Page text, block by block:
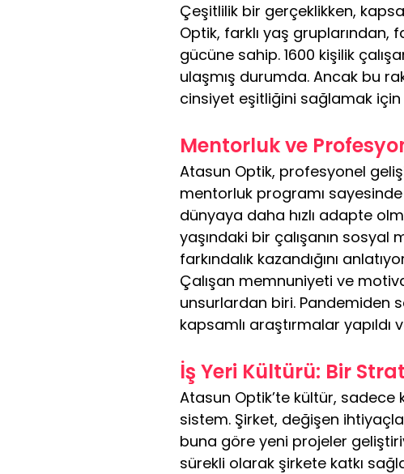
Çeşitlilik bir gerçeklikken,
Optik, farklı yaş gruplarından,
gücüne sahip. 1600 kişilik
ulaşmış durumda. Ancak bu
cinsiyet eşitliğini sağlamak için
Mentorluk ve
Atasun Optik, profesyonel
mentorluk programı
dünyaya daha hızlı adapte
yaşındaki bir çalışanın
farkındalık kazandığını
Çalışan memnuniyeti ve
unsurlardan biri. Pandemiden
kapsamlı araştırmalar
İş Yeri Kültürü: Bir
Atasun Optik’te kültür,
sistem. Şirket, değişen
buna göre yeni projeler
sürekli olarak şirkete katkı